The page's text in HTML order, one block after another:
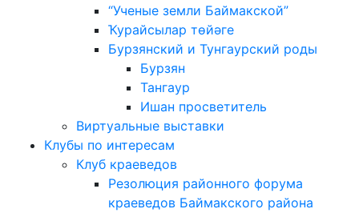
“Ученые земли Баймакской”
Ҡурайсылар төйәге
Бурзянский и Тунгаурский роды
Бурзян
Тангаур
Ишан просветитель
Виртуальные выставки
Клубы по интересам
Клуб краеведов
Резолюция районного форума
краеведов Баймакского района